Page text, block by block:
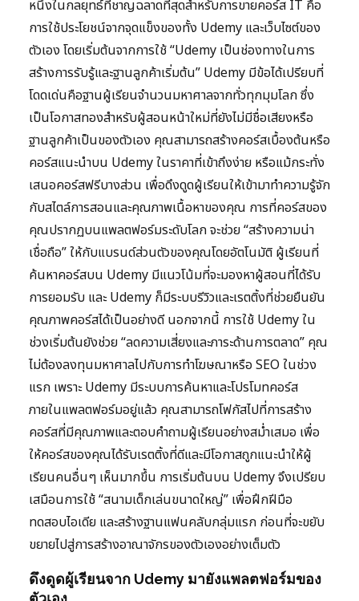
หนึ่งในกลยุทธ์ที่ชาญฉลาดที่สุดสำหรับการขายคอร์ส IT คือ
การใช้ประโยชน์จากจุดแข็งของทั้ง Udemy และเว็บไซต์ของ
ตัวเอง โดยเริ่มต้นจากการใช้ “Udemy เป็นช่องทางในการ
สร้างการรับรู้และฐานลูกค้าเริ่มต้น” Udemy มีข้อได้เปรียบที่
โดดเด่นคือฐานผู้เรียนจำนวนมหาศาลจากทั่วทุกมุมโลก ซึ่ง
เป็นโอกาสทองสำหรับผู้สอนหน้าใหม่ที่ยังไม่มีชื่อเสียงหรือ
ฐานลูกค้าเป็นของตัวเอง คุณสามารถสร้างคอร์สเบื้องต้นหรือ
คอร์สแนะนำบน Udemy ในราคาที่เข้าถึงง่าย หรือแม้กระทั่ง
เสนอคอร์สฟรีบางส่วน เพื่อดึงดูดผู้เรียนให้เข้ามาทำความรู้จัก
กับสไตล์การสอนและคุณภาพเนื้อหาของคุณ การที่คอร์สของ
คุณปรากฏบนแพลตฟอร์มระดับโลก จะช่วย “สร้างความน่า
เชื่อถือ” ให้กับแบรนด์ส่วนตัวของคุณโดยอัตโนมัติ ผู้เรียนที่
ค้นหาคอร์สบน Udemy มีแนวโน้มที่จะมองหาผู้สอนที่ได้รับ
การยอมรับ และ Udemy ก็มีระบบรีวิวและเรตติ้งที่ช่วยยืนยัน
คุณภาพคอร์สได้เป็นอย่างดี นอกจากนี้ การใช้ Udemy ใน
ช่วงเริ่มต้นยังช่วย “ลดความเสี่ยงและภาระด้านการตลาด” คุณ
ไม่ต้องลงทุนมหาศาลไปกับการทำโฆษณาหรือ SEO ในช่วง
แรก เพราะ Udemy มีระบบการค้นหาและโปรโมทคอร์ส
ภายในแพลตฟอร์มอยู่แล้ว คุณสามารถโฟกัสไปที่การสร้าง
คอร์สที่มีคุณภาพและตอบคำถามผู้เรียนอย่างสม่ำเสมอ เพื่อ
ให้คอร์สของคุณได้รับเรตติ้งที่ดีและมีโอกาสถูกแนะนำให้ผู้
เรียนคนอื่นๆ เห็นมากขึ้น การเริ่มต้นบน Udemy จึงเปรียบ
เสมือนการใช้ “สนามเด็กเล่นขนาดใหญ่” เพื่อฝึกฝีมือ
ทดสอบไอเดีย และสร้างฐานแฟนคลับกลุ่มแรก ก่อนที่จะขยับ
ขยายไปสู่การสร้างอาณาจักรของตัวเองอย่างเต็มตัว
ดึงดูดผู้เรียนจาก Udemy มายังแพลตฟอร์มของ